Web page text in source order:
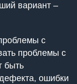
вариант –
с
проблемы с
быть
ошибки